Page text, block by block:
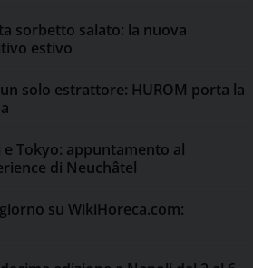
sorbetto salato: la nuova
estivo
solo estrattore: HUROM porta la
Tokyo: appuntamento al
di Neuchâtel
su WikiHoreca.com: